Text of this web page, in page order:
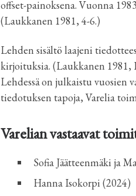
offset-painoksena. Vuonna
(Laukkanen 1981, 4-6.)
Lehden sisältö laajeni
kirjoituksia. (Laukkanen 1981,
Lehdessä on julkaistu vuosien
tiedotuksen tapoja, Varelia
Varelian vastaavat
Sofia Jäätteenmäki ja
Hanna Isokorpi (2024)